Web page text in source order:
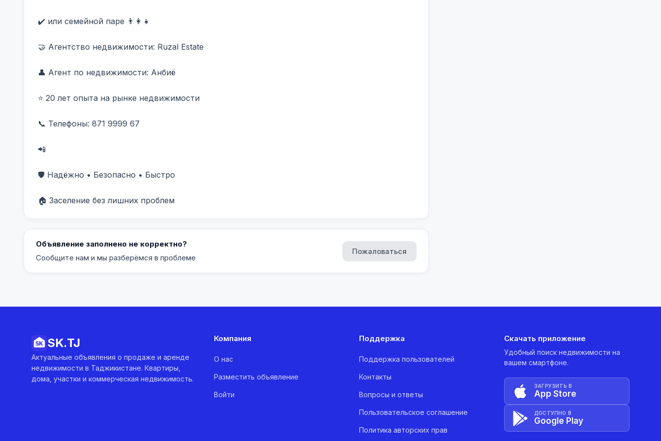
✔️ или семейной паре 👨‍👩‍👧
🤝 Агентство недвижимости: Ruzal Estate
👤 Агент по недвижимости: Анбиë
⭐ 20 лет опыта на рынке недвижимости
📞 Телефоны: 871 9999 67
📲
🛡️ Надёжно • Безопасно • Быстро
🏠 Заселение без лишних проблем
Объявление заполнено не корректно?
Сообщите нам и мы разберёмся в проблеме
Пожаловаться
SK.TJ
Актуальные объявления о продаже и аренде
недвижимости в Таджикистане. Квартиры,
дома, участки и коммерческая недвижимость.
Компания
О нас
Разместить объявление
Войти
Поддержка
Поддержка пользователей
Контакты
Вопросы и ответы
Пользовательское соглашение
Политика авторских прав
Скачать приложение
Удобный поиск недвижимости на
вашем смартфоне.
ЗАГРУЗИТЬ В
App Store
ДОСТУПНО В
Google Play